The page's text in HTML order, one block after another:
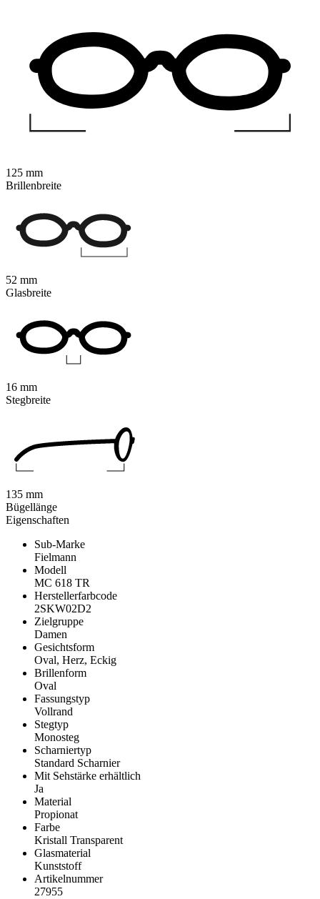
Eigenschaften
Sub-Marke
Fielmann
Modell
MC 618 TR
Herstellerfarbcode
2SKW02D2
Zielgruppe
Damen
Gesichtsform
Oval, Herz, Eckig
Brillenform
Oval
Fassungstyp
Vollrand
Stegtyp
Monosteg
Scharniertyp
Standard Scharnier
Mit Sehstärke erhältlich
Ja
Material
Propionat
Farbe
Kristall Transparent
Glasmaterial
Kunststoff
Artikelnummer
27955
125 mm
Brillenbreite
52 mm
Glasbreite
16 mm
Stegbreite
135 mm
Bügellänge